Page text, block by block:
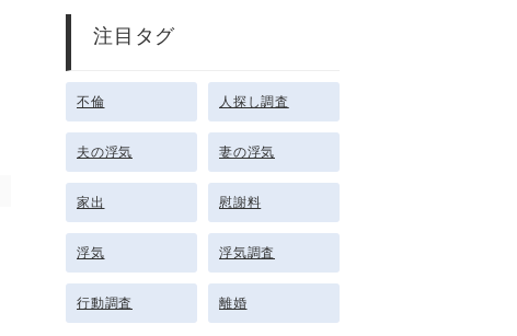
注目タグ
不倫 人探し調査
夫の浮気 妻の浮気
家出 慰謝料
浮気 浮気調査
行動調査 離婚